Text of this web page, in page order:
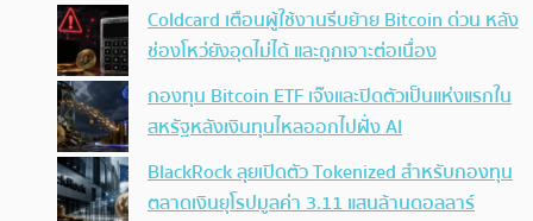
Coldcard เตือนผู้ใช้งานรีบย้าย Bitcoin ด่วน หลัง
ช่องโหว่ยังอุดไม่ได้ และถูกเจาะต่อเนื่อง
กองทุน Bitcoin ETF เจ๊งและปิดตัวเป็นแห่งแรกใน
สหรัฐหลังเงินทุนไหลออกไปฝั่ง AI
BlackRock ลุยเปิดตัว Tokenized สำหรับกองทุน
ตลาดเงินยุโรปมูลค่า 3.11 แสนล้านดอลลาร์